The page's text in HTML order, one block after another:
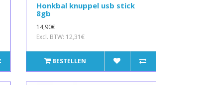
Honkbal knuppel usb stick
8gb
14,90€
Excl. BTW: 12,31€
BESTELLEN